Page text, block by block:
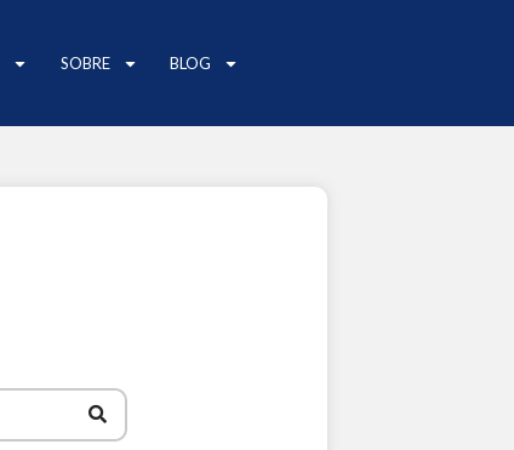
SOBRE BLOG